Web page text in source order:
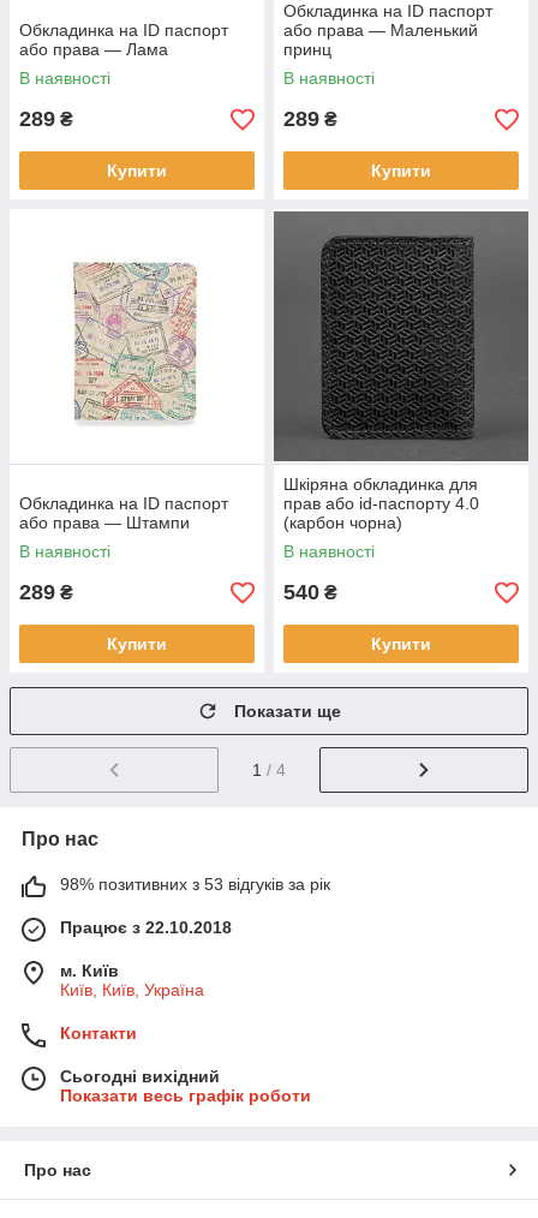
Обкладинка на ID паспорт
або права — Лама
В наявності
289 ₴
Купити
Обкладинка на ID паспорт
або права — Маленький
принц
В наявності
289 ₴
Купити
Обкладинка на ID паспорт
або права — Штампи
В наявності
289 ₴
Купити
Шкіряна обкладинка для
прав або id-паспорту 4.0
(карбон чорна)
В наявності
540 ₴
Купити
Показати ще
1 / 4
Про нас
98% позитивних з 53 відгуків за рік
Працює з 22.10.2018
м. Київ
Київ, Київ, Україна
Контакти
Сьогодні вихідний
Показати весь графік роботи
Про нас